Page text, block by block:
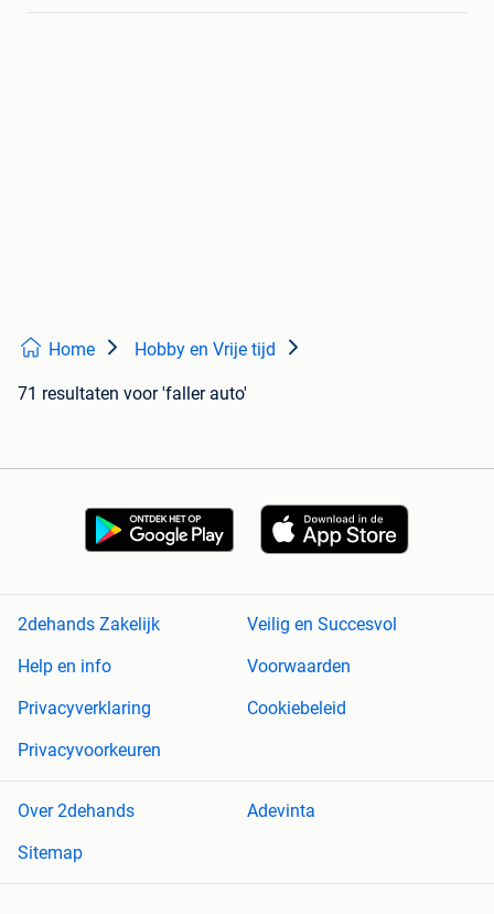
Home Hobby en Vrije tijd
71 resultaten voor 'faller auto'
2dehands Zakelijk
Veilig en Succesvol
Help en info
Voorwaarden
Privacyverklaring
Cookiebeleid
Privacyvoorkeuren
Over 2dehands
Adevinta
Sitemap